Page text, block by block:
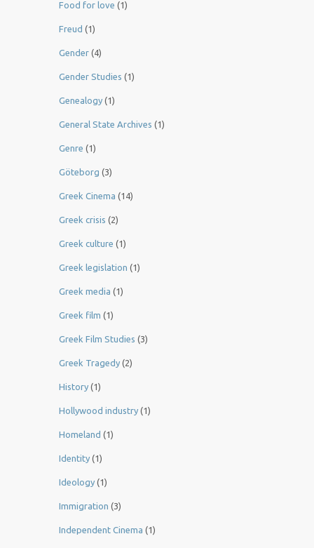
Food for love (1)
Freud (1)
Gender (4)
Gender Studies (1)
Genealogy (1)
General State Archives (1)
Genre (1)
Göteborg (3)
Greek Cinema (14)
Greek crisis (2)
Greek culture (1)
Greek legislation (1)
Greek media (1)
Greek film (1)
Greek Film Studies (3)
Greek Tragedy (2)
History (1)
Hollywood industry (1)
Homeland (1)
Identity (1)
Ideology (1)
Immigration (3)
Independent Cinema (1)